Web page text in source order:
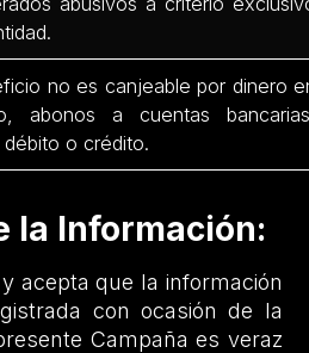
no es canjeable por dinero
abonos a cuentas
o crédito.
la Información:
acepta que la información
con ocasión de la
Campaña es veraz